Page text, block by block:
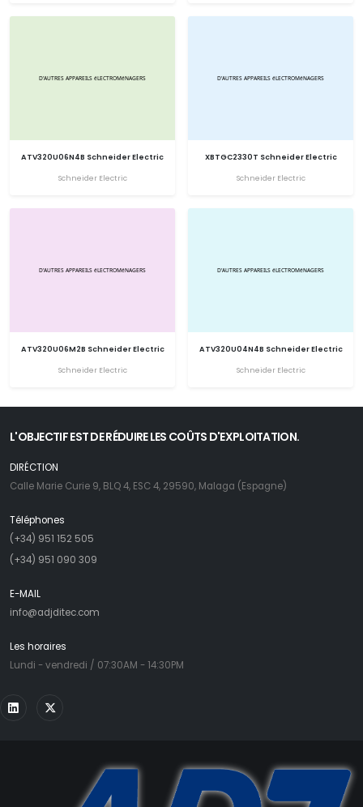
ATV320U06N4B Schneider Electric
Schneider Electric
XBTGC2330T Schneider Electric
Schneider Electric
ATV320U06M2B Schneider Electric
Schneider Electric
ATV320U04N4B Schneider Electric
Schneider Electric
L'OBJECTIF EST DE RÉDUIRE LES COÛTS D'EXPLOITATION.
DIRÉCTION
Calle Marie Curie 9, BLQ 4, ESC 4, 29590, Malaga (Espagne)
Téléphones
(+34) 951 152 505
(+34) 951 090 309
E-MAIL
info@adjditec.com
Les horaires
Lundi - vendredi / 07:30AM - 14:30PM